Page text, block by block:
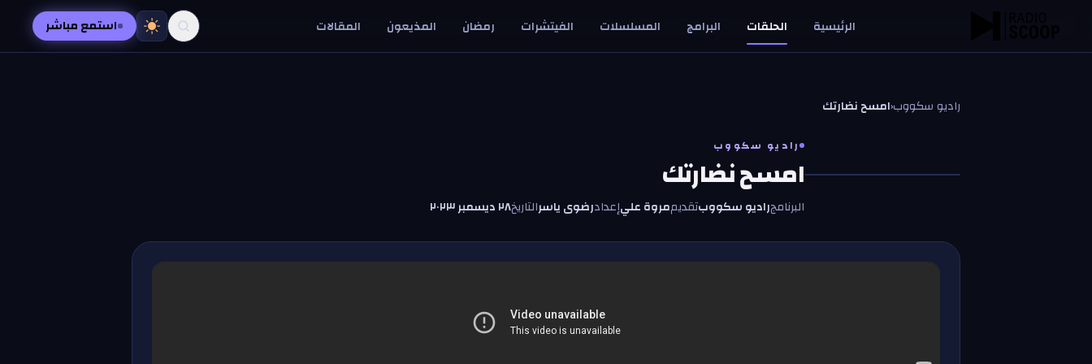
الرئيسية الحلقات البرامج المسلسلات الفيتشرات رمضان المذيعون المقالات استمع مباشر
راديو سكووب‹امسح نضارتك
ر
راديو سكووب
امسح نضارتك
البرنامجراديو سكووبتقديممروة عليإعدادرضوى ياسرالتاريخ٢٨ ديسمبر ٢٠٢٣